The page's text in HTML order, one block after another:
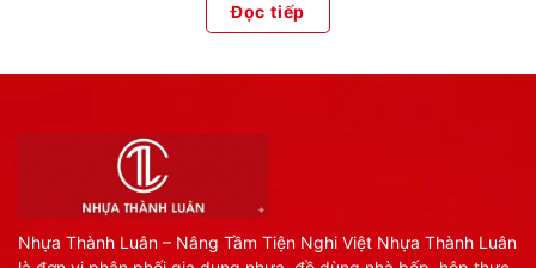
Đọc tiếp
Nhựa Thành Luân – Nâng Tầm Tiện Nghi Việt Nhựa Thành Luân